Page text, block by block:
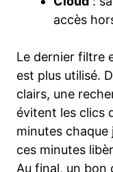
accès
Le dernier filtre
est plus utilisé.
clairs, une
évitent les clics
minutes chaque
ces minutes
Au final, un bon